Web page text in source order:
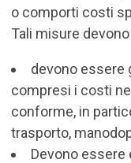
o comporti costi
Tali misure
devono essere
compresi i costi
conforme, in
trasporto,
Devono